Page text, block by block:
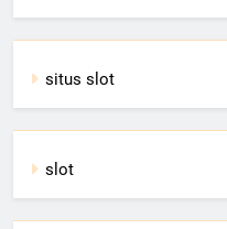
situs slot
slot